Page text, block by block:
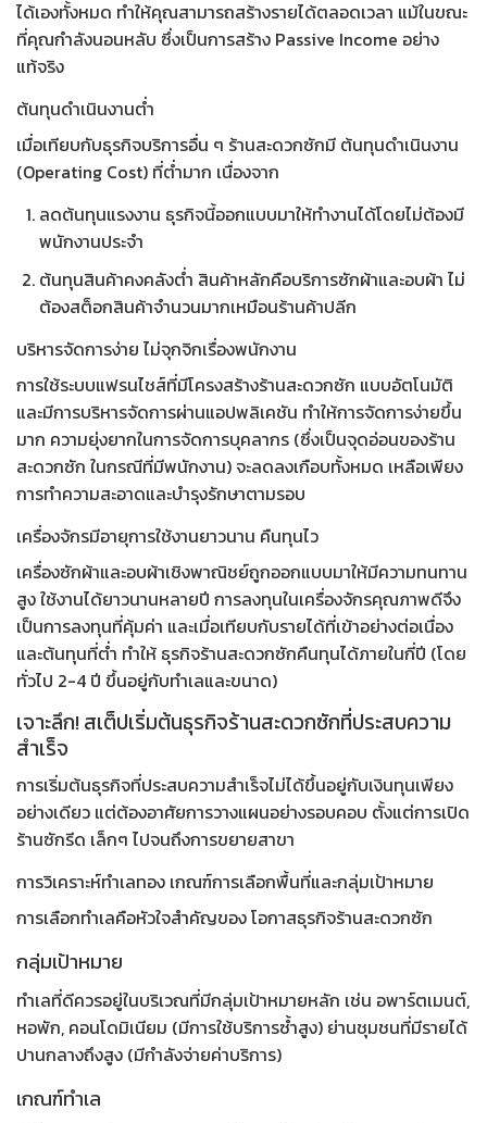
ได้เองทั้งหมด ทำให้คุณสามารถสร้างรายได้ตลอดเวลา แม้ในขณะ
ที่คุณกำลังนอนหลับ ซึ่งเป็นการสร้าง Passive Income อย่าง
แท้จริง
ต้นทุนดำเนินงานต่ำ
เมื่อเทียบกับธุรกิจบริการอื่น ๆ ร้านสะดวกซักมี ต้นทุนดำเนินงาน
(Operating Cost) ที่ต่ำมาก เนื่องจาก
ลดต้นทุนแรงงาน ธุรกิจนี้ออกแบบมาให้ทำงานได้โดยไม่ต้องมี
พนักงานประจำ
ต้นทุนสินค้าคงคลังต่ำ สินค้าหลักคือบริการซักผ้าและอบผ้า ไม่
ต้องสต็อกสินค้าจำนวนมากเหมือนร้านค้าปลีก
บริหารจัดการง่าย ไม่จุกจิกเรื่องพนักงาน
การใช้ระบบแฟรนไชส์ที่มีโครงสร้างร้านสะดวกซัก แบบอัตโนมัติ
และมีการบริหารจัดการผ่านแอปพลิเคชัน ทำให้การจัดการง่ายขึ้น
มาก ความยุ่งยากในการจัดการบุคลากร (ซึ่งเป็นจุดอ่อนของร้าน
สะดวกซัก ในกรณีที่มีพนักงาน) จะลดลงเกือบทั้งหมด เหลือเพียง
การทำความสะอาดและบำรุงรักษาตามรอบ
เครื่องจักรมีอายุการใช้งานยาวนาน คืนทุนไว
เครื่องซักผ้าและอบผ้าเชิงพาณิชย์ถูกออกแบบมาให้มีความทนทาน
สูง ใช้งานได้ยาวนานหลายปี การลงทุนในเครื่องจักรคุณภาพดีจึง
เป็นการลงทุนที่คุ้มค่า และเมื่อเทียบกับรายได้ที่เข้าอย่างต่อเนื่อง
และต้นทุนที่ต่ำ ทำให้ ธุรกิจร้านสะดวกซักคืนทุนได้ภายในกี่ปี (โดย
ทั่วไป 2-4 ปี ขึ้นอยู่กับทำเลและขนาด)
เจาะลึก! สเต็ปเริ่มต้นธุรกิจร้านสะดวกซักที่ประสบความ
สำเร็จ
การเริ่มต้นธุรกิจที่ประสบความสำเร็จไม่ได้ขึ้นอยู่กับเงินทุนเพียง
อย่างเดียว แต่ต้องอาศัยการวางแผนอย่างรอบคอบ ตั้งแต่การเปิด
ร้านซักรีด เล็กๆ ไปจนถึงการขยายสาขา
การวิเคราะห์ทำเลทอง เกณฑ์การเลือกพื้นที่และกลุ่มเป้าหมาย
การเลือกทำเลคือหัวใจสำคัญของโอกาสธุรกิจร้านสะดวกซัก
กลุ่มเป้าหมาย
ทำเลที่ดีควรอยู่ในบริเวณที่มีกลุ่มเป้าหมายหลัก เช่น อพาร์ตเมนต์,
หอพัก, คอนโดมิเนียม (มีการใช้บริการซ้ำสูง) ย่านชุมชนที่มีรายได้
ปานกลางถึงสูง (มีกำลังจ่ายค่าบริการ)
เกณฑ์ทำเล